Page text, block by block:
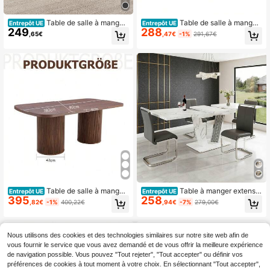
Entrepôt UE Table de salle à manger
extensible Flieks, table de cuisine, t
able ronde transformable en ovale,
249 ,65€
Entrepôt UE Table de salle à manger
ovale moderne avec pied central ca
nnelé, plateau en MDF de haute qu
i et Mid-Century pour la cuisine.
395 ,82€ -1% 400,22€
Entrepôt UE Table de salle à manger
pliante et extensible avec rangeme
nt, table de salle à manger moderne
espace de rangement, pivotante à
360°, coloris naturel et noir
288 ,47€ -1% 291,67€
Entrepôt UE Table à manger extensib
le avec plateau effet marbre - longu
eur de 120 à 160 cm, structure papil
n)
258 ,94€ -7% 279,00€
Nous utilisons des cookies et des technologies similaires sur notre site web afin de
vous fournir le service que vous avez demandé et de vous offrir la meilleure expérience
de navigation possible. Vous pouvez "Tout rejeter", "Tout accepter" ou définir vos
préférences de cookies à tout moment à votre choix. En sélectionnant "Tout accepter",